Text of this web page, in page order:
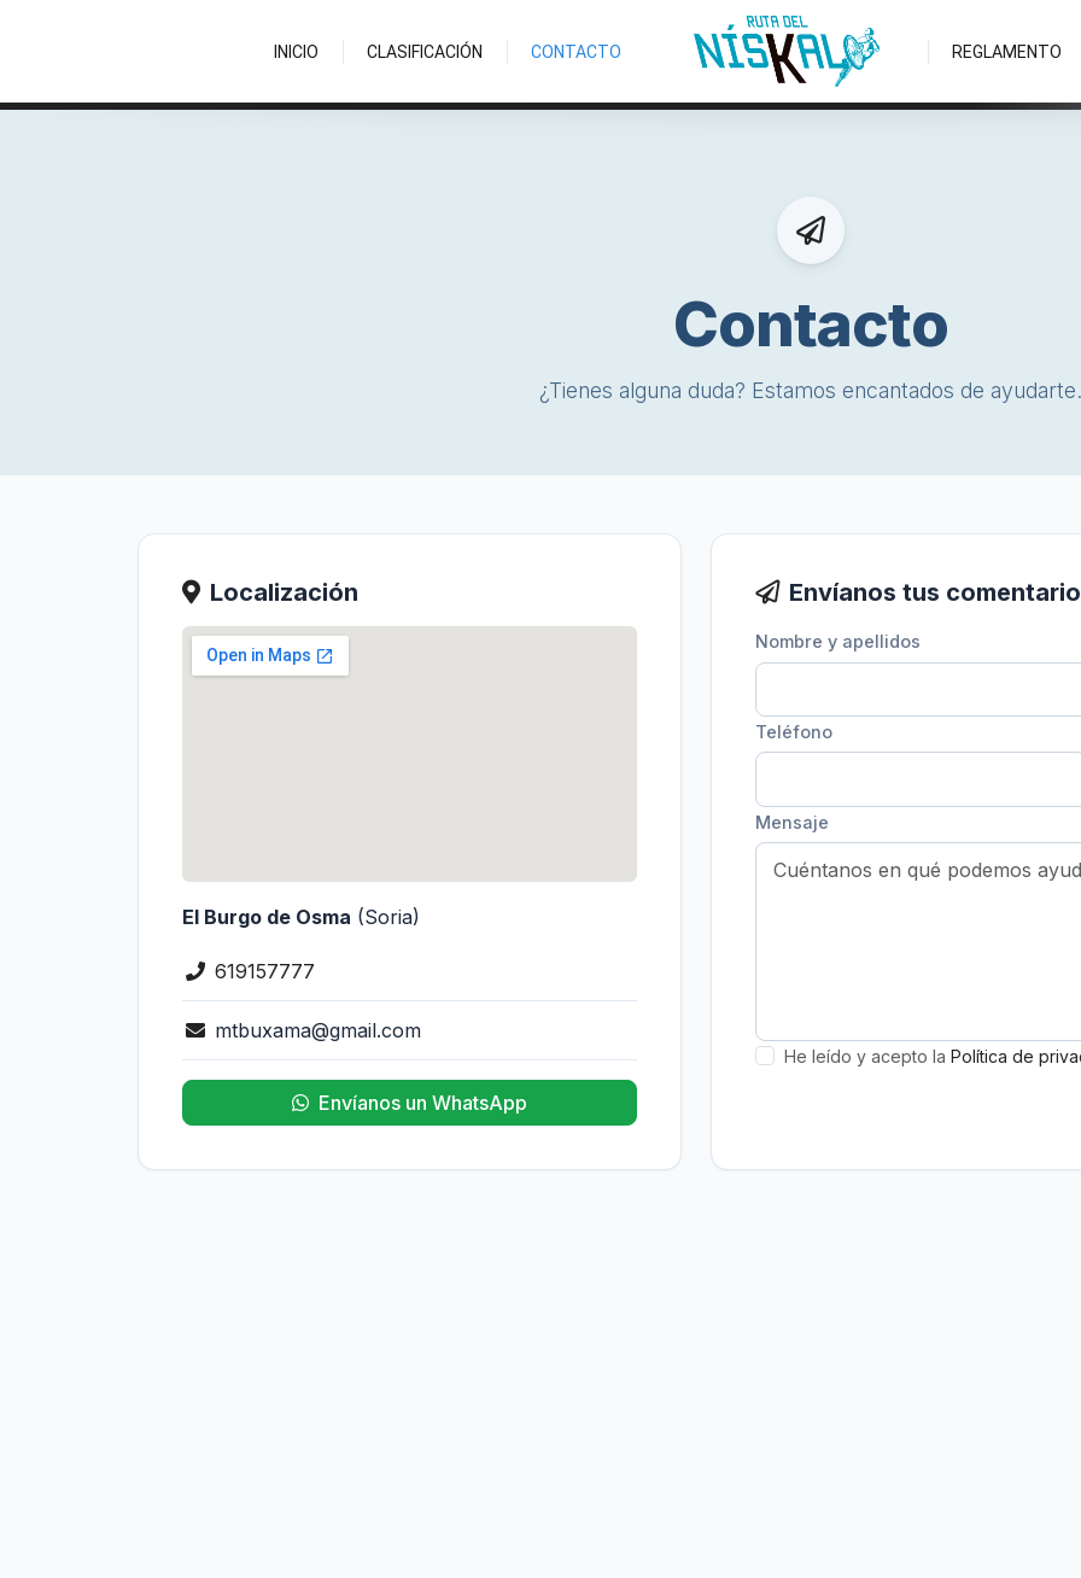
INICIO CLASIFICACIÓN CONTACTO REGLAMENTO
Contacto
¿Tienes alguna duda? Estamos encantados de ayudarte.
Localización
El Burgo de Osma (Soria)
619157777
mtbuxama@gmail.com
Envíanos un WhatsApp
Envíanos tus
Nombre y apellidos
Teléfono
Mensaje
He leído y acepto la Política de